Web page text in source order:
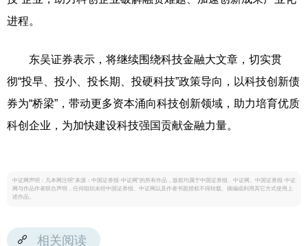
进程。
东吴证券表示，将继续围绕科技金融大文章，切实贯
彻“投早、投小、投长期、投硬科技”政策导向，以科技创新债
券为“桥梁”，带动更多资本涌向科技创新领域，助力培育优质
科创企业，为加快建设科技强国贡献金融力量。
中证网声明：凡本网注明“来源：中国证券报·中证网”的所有作品，版权均属于中国证券报、中证网。中国证券报·中证
网与作品作者联合声明，任何组织未经中国证券报、中证网以及作者书面授权不得转载、摘编或利用其它方式使用上
述作品。
相关阅读